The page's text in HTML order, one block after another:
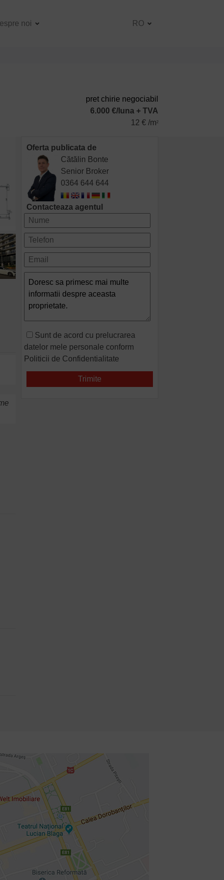
noi RO
pret chirie negociabil
6.000 €/luna + TVA
12 € /m2
Oferta publicata de
Cătălin Bonte
Senior Broker
0364 644 644
Contacteaza agentul
Sunt de acord cu prelucrarea
datelor mele personale conform
Politicii de Confidentialitate